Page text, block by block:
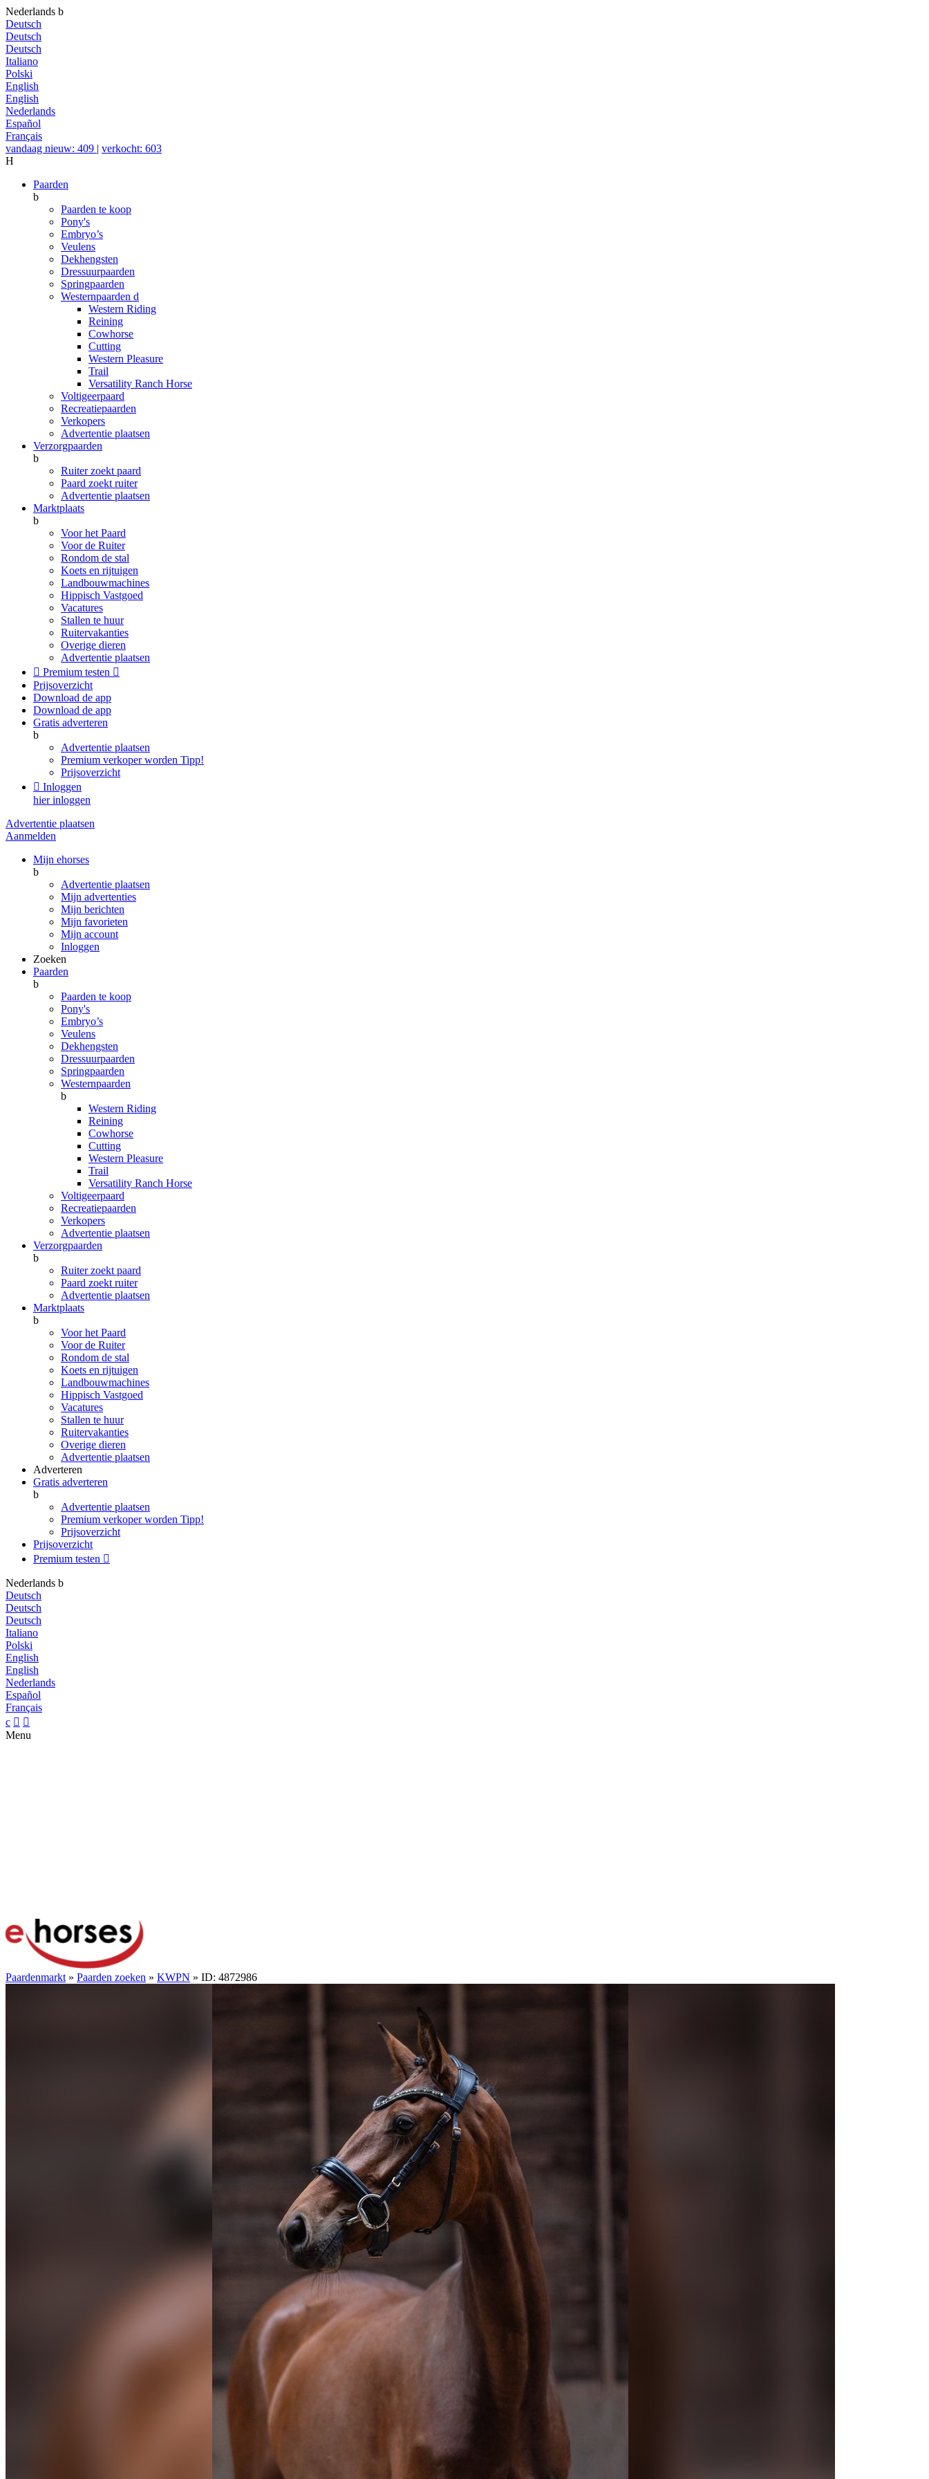
Nederlands b
Deutsch
Deutsch
Deutsch
Italiano
Polski
English
English
Nederlands
Español
Français
vandaag nieuw: 409 | verkocht: 603
H
Paarden
b
Paarden te koop
Pony's
Embryo’s
Veulens
Dekhengsten
Dressuurpaarden
Springpaarden
Westernpaarden d
Western Riding
Reining
Cowhorse
Cutting
Western Pleasure
Trail
Versatility Ranch Horse
Voltigeerpaard
Recreatiepaarden
Verkopers
Advertentie plaatsen
Verzorgpaarden
b
Ruiter zoekt paard
Paard zoekt ruiter
Advertentie plaatsen
Marktplaats
b
Voor het Paard
Voor de Ruiter
Rondom de stal
Koets en rijtuigen
Landbouwmachines
Hippisch Vastgoed
Vacatures
Stallen te huur
Ruitervakanties
Overige dieren
Advertentie plaatsen
 Premium testen 
Prijsoverzicht
Download de app
Download de app
Gratis adverteren
b
Advertentie plaatsen
Premium verkoper worden Tipp!
Prijsoverzicht
 Inloggen
hier inloggen
Advertentie plaatsen
Aanmelden
Mijn ehorses
b
Advertentie plaatsen
Mijn advertenties
Mijn berichten
Mijn favorieten
Mijn account
Inloggen
Zoeken
Paarden
b
Paarden te koop
Pony's
Embryo’s
Veulens
Dekhengsten
Dressuurpaarden
Springpaarden
Westernpaarden
b
Western Riding
Reining
Cowhorse
Cutting
Western Pleasure
Trail
Versatility Ranch Horse
Voltigeerpaard
Recreatiepaarden
Verkopers
Advertentie plaatsen
Verzorgpaarden
b
Ruiter zoekt paard
Paard zoekt ruiter
Advertentie plaatsen
Marktplaats
b
Voor het Paard
Voor de Ruiter
Rondom de stal
Koets en rijtuigen
Landbouwmachines
Hippisch Vastgoed
Vacatures
Stallen te huur
Ruitervakanties
Overige dieren
Advertentie plaatsen
Adverteren
Gratis adverteren
b
Advertentie plaatsen
Premium verkoper worden Tipp!
Prijsoverzicht
Prijsoverzicht
Premium testen 
Nederlands b
Deutsch
Deutsch
Deutsch
Italiano
Polski
English
English
Nederlands
Español
Français
c  
Menu
Paardenmarkt » Paarden zoeken » KWPN » ID: 4872986